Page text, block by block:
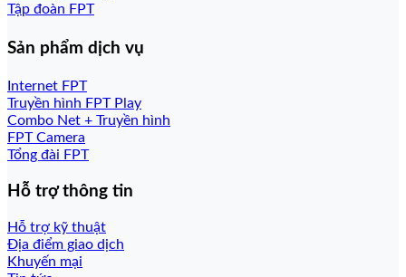
Tập đoàn FPT
Sản phẩm dịch vụ
Internet FPT
Truyền hình FPT Play
Combo Net + Truyền hình
FPT Camera
Tổng đài FPT
Hỗ trợ thông tin
Hỗ trợ kỹ thuật
Địa điểm giao dịch
Khuyến mại